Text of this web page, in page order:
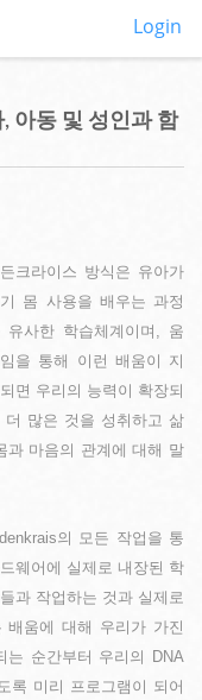
Login
아동 및 성인과 함
크라이스 방식은 유아가
몸 사용을 배우는 과정
유사한 학습체계이며, 움
을 통해 이런 배움이 지
면 우리의 능력이 확장되
더 많은 것을 성취하고 삶
과 마음의 관계에 대해 말
의 모든 작업을 통
웨어에 실제로 내장된 학
과 작업하는 것과 실제로
배움에 대해 우리가 가진
는 순간부터 우리의 DNA
록 미리 프로그램이 되어